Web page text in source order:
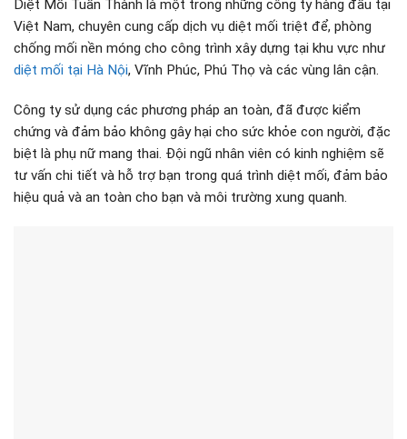
Diệt Mối Tuấn Thành là một trong những công ty hàng đầu tại
Việt Nam, chuyên cung cấp dịch vụ diệt mối triệt để, phòng
chống mối nền móng cho công trình xây dựng tại khu vực như
diệt mối tại Hà Nội, Vĩnh Phúc, Phú Thọ và các vùng lân cận.
Công ty sử dụng các phương pháp an toàn, đã được kiểm
chứng và đảm bảo không gây hại cho sức khỏe con người, đặc
biệt là phụ nữ mang thai. Đội ngũ nhân viên có kinh nghiệm sẽ
tư vấn chi tiết và hỗ trợ bạn trong quá trình diệt mối, đảm bảo
hiệu quả và an toàn cho bạn và môi trường xung quanh.